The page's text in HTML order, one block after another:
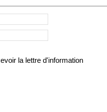
la lettre d'information